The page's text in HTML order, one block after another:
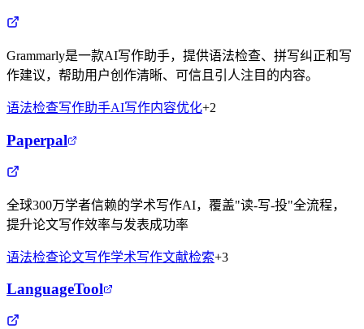
Grammarly是一款AI写作助手，提供语法检查、拼写纠正和写
作建议，帮助用户创作清晰、可信且引人注目的内容。
语法检查写作助手AI写作内容优化+2
Paperpal
全球300万学者信赖的学术写作AI，覆盖"读-写-投"全流程，
提升论文写作效率与发表成功率
语法检查论文写作学术写作文献检索+3
LanguageTool